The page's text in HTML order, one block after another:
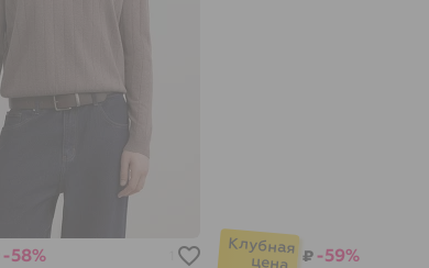
-58% ₽ -59%